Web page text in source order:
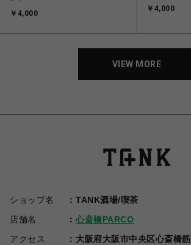
￥4,000
￥4,000
VIEW MORE
ショップ名
TANK酒場/喫茶
店舗名
心斎橋PARCO
アクセス
大阪府大阪市中央区心斎橋